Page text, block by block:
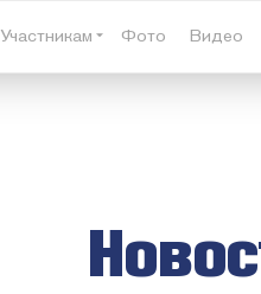
Участникам Фото Видео